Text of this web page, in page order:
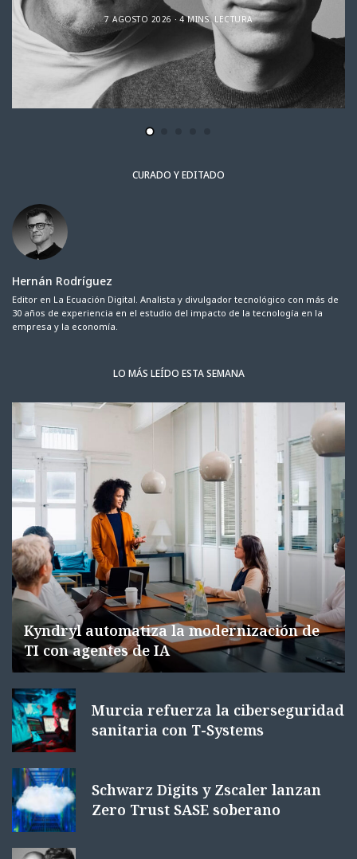
7 AGOSTO 2026 4 MINS. LECTURA
CURADO Y EDITADO
Hernán Rodríguez
Editor en La Ecuación Digital. Analista y divulgador tecnológico con más de
30 años de experiencia en el estudio del impacto de la tecnología en la
empresa y la economía.
LO MÁS LEÍDO ESTA SEMANA
Kyndryl automatiza la modernización de
TI con agentes de IA
Murcia refuerza la ciberseguridad
sanitaria con T-Systems
Schwarz Digits y Zscaler lanzan
Zero Trust SASE soberano